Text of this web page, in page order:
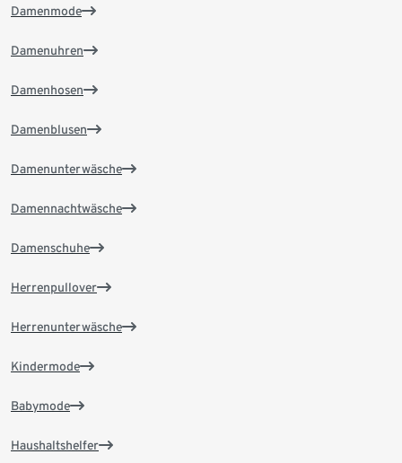
Damenmode
Damenuhren
Damenhosen
Damenblusen
Damenunterwäsche
Damennachtwäsche
Damenschuhe
Herrenpullover
Herrenunterwäsche
Kindermode
Babymode
Haushaltshelfer